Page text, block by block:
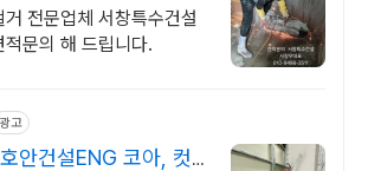
전문업체 서창특수건설
문의 해 드립니다.
광고
안건설ENG 코아, 컷